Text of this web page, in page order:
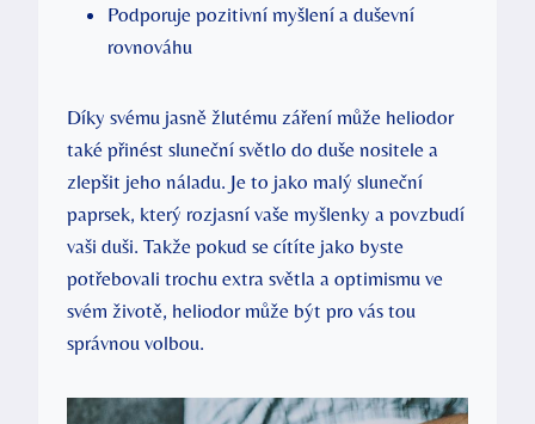
Podporuje pozitivní myšlení a duševní
rovnováhu
Díky svému jasně žlutému záření může heliodor
také přinést sluneční světlo do duše nositele a
zlepšit jeho náladu. Je to jako malý sluneční
paprsek, který rozjasní vaše myšlenky a povzbudí
vaši duši. Takže pokud se cítíte jako byste
potřebovali trochu extra světla a optimismu ve
svém životě, heliodor může být pro vás tou
správnou volbou.